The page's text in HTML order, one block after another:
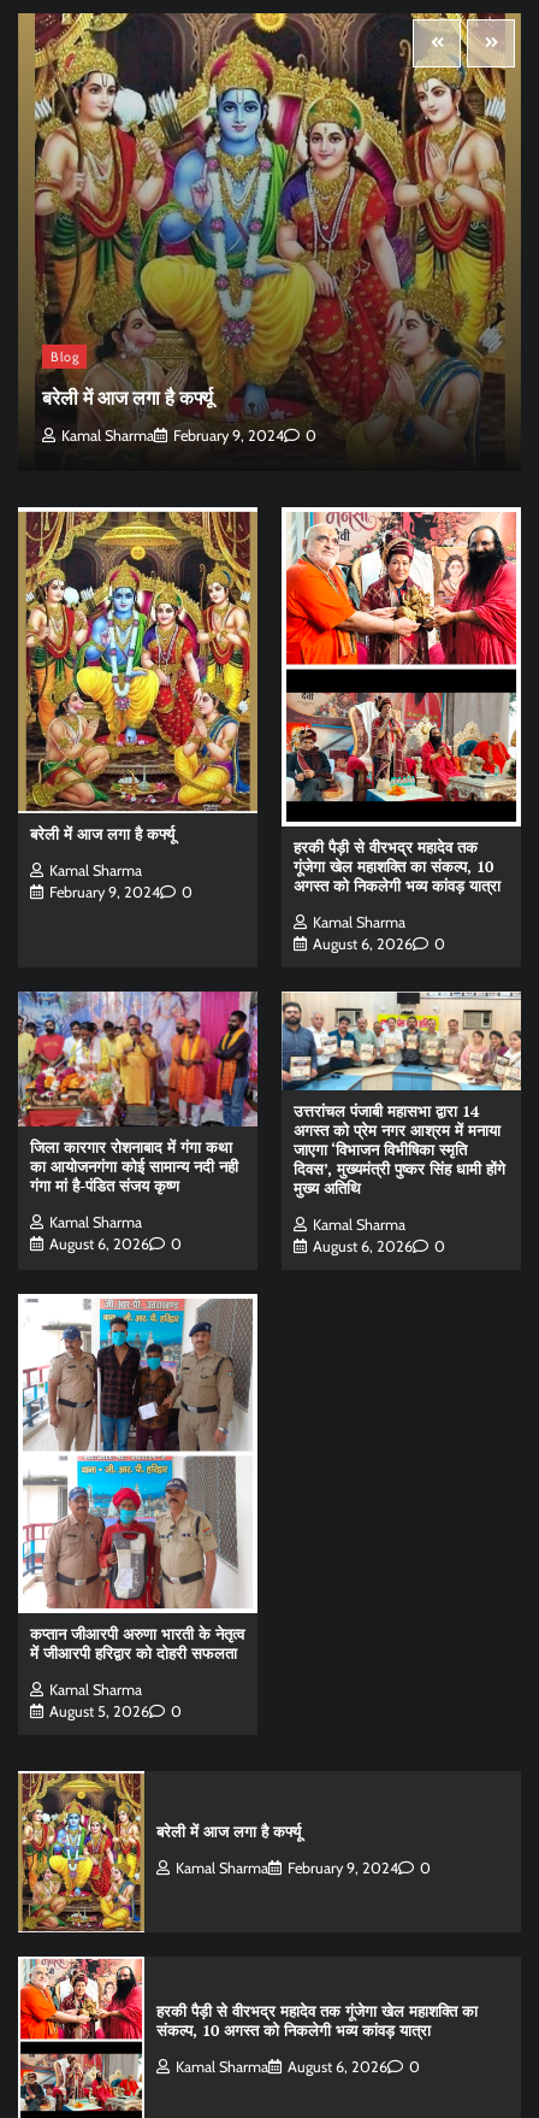
Blog
बरेली में आज लगा है कर्फ्यू
Kamal Sharma February 9, 2024 0
बरेली में आज लगा है कर्फ्यू
Kamal Sharma
February 9, 2024
0
हरकी पैड़ी से वीरभद्र महादेव तक
गूंजेगा खेल महाशक्ति का संकल्प, 10
अगस्त को निकलेगी भव्य कांवड़ यात्रा
Kamal Sharma
August 6, 2026
0
जिला कारगार रोशनाबाद में गंगा कथा
का आयोजनगंगा कोई सामान्य नदी नही
गंगा मां है-पंडित संजय कृष्ण
Kamal Sharma
August 6, 2026
0
उत्तरांचल पंजाबी महासभा द्वारा 14
अगस्त को प्रेम नगर आश्रम में मनाया
जाएगा ‘विभाजन विभीषिका स्मृति
दिवस’, मुख्यमंत्री पुष्कर सिंह धामी होंगे
मुख्य अतिथि
Kamal Sharma
August 6, 2026
0
कप्तान जीआरपी अरुणा भारती के नेतृत्व
में जीआरपी हरिद्वार को दोहरी सफलता
Kamal Sharma
August 5, 2026
0
बरेली में आज लगा है कर्फ्यू
Kamal Sharma February 9, 2024 0
हरकी पैड़ी से वीरभद्र महादेव तक गूंजेगा खेल महाशक्ति का
संकल्प, 10 अगस्त को निकलेगी भव्य कांवड़ यात्रा
Kamal Sharma August 6, 2026 0